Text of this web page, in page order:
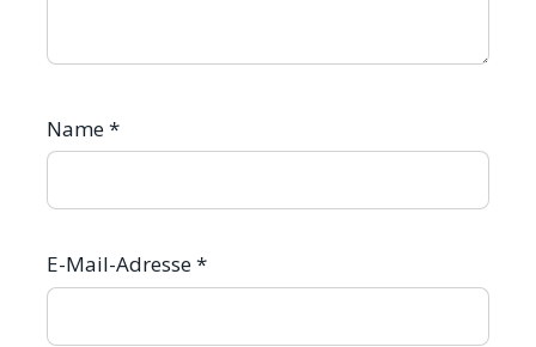
Name*
E-Mail-Adresse*